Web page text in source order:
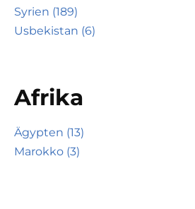
Syrien (189)
Usbekistan (6)
Afrika
Ägypten (13)
Marokko (3)